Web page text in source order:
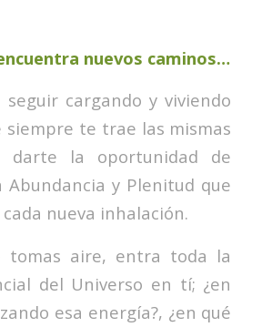
nuevos caminos…
seguir cargando y viviendo
siempre te trae las mismas
darte la oportunidad de
y Plenitud que
nueva inhalación.
tomas aire, entra toda la
del Universo en tí; ¿en
esa energía?, ¿en qué